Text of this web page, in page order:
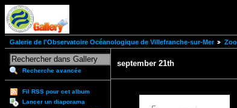
Galerie de l'Observatoire Océanologique de Villefranche-sur-Mer
Recherche avancée
Fil RSS pour cet album
Lancer un diaporama
september 21th